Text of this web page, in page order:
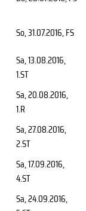
So, 31.07.2016, FS
Sa, 13.08.2016,
1.ST
Sa, 20.08.2016,
1.R
Sa, 27.08.2016,
2.ST
Sa, 17.09.2016,
4.ST
Sa, 24.09.2016,